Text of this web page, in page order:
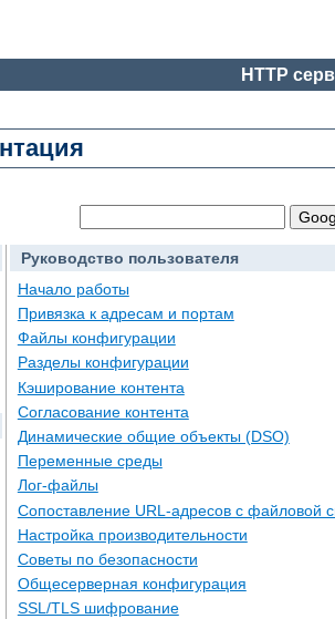
HTTP
Руководство пользователя
Начало работы
Привязка к адресам и портам
Файлы конфигурации
Разделы конфигурации
Кэширование контента
Согласование контента
Динамические общие объекты (DSO)
Переменные среды
Лог-файлы
Сопоставление URL-адресов с файловой
Настройка производительности
Советы по безопасности
Общесерверная конфигурация
SSL/TLS шифрование